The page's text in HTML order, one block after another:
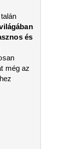
és
még az